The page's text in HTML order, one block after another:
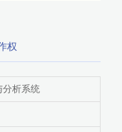
权
分析系统